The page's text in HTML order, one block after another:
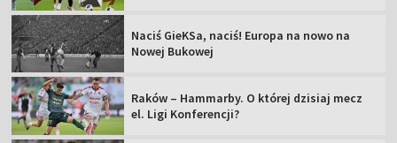
Naciś GieKSa, naciś! Europa na nowo na
Nowej Bukowej
Raków – Hammarby. O której dzisiaj mecz
el. Ligi Konferencji?